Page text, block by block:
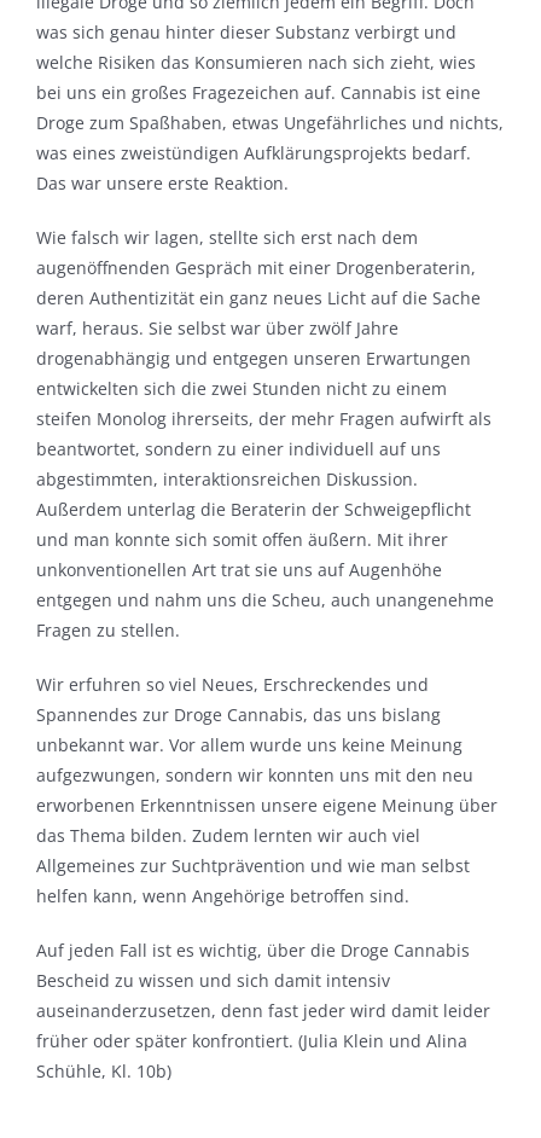
was sich genau hinter dieser Substanz verbirgt und
welche Risiken das Konsumieren nach sich zieht, wies
bei uns ein großes Fragezeichen auf. Cannabis ist eine
Droge zum Spaßhaben, etwas Ungefährliches und nichts,
was eines zweistündigen Aufklärungsprojekts bedarf.
Das war unsere erste Reaktion.
Wie falsch wir lagen, stellte sich erst nach dem
augenöffnenden Gespräch mit einer Drogenberaterin,
deren Authentizität ein ganz neues Licht auf die Sache
warf, heraus. Sie selbst war über zwölf Jahre
drogenabhängig und entgegen unseren Erwartungen
entwickelten sich die zwei Stunden nicht zu einem
steifen Monolog ihrerseits, der mehr Fragen aufwirft als
beantwortet, sondern zu einer individuell auf uns
abgestimmten, interaktionsreichen Diskussion.
Außerdem unterlag die Beraterin der Schweigepflicht
und man konnte sich somit offen äußern. Mit ihrer
unkonventionellen Art trat sie uns auf Augenhöhe
entgegen und nahm uns die Scheu, auch unangenehme
Fragen zu stellen.
Wir erfuhren so viel Neues, Erschreckendes und
Spannendes zur Droge Cannabis, das uns bislang
unbekannt war. Vor allem wurde uns keine Meinung
aufgezwungen, sondern wir konnten uns mit den neu
erworbenen Erkenntnissen unsere eigene Meinung über
das Thema bilden. Zudem lernten wir auch viel
Allgemeines zur Suchtprävention und wie man selbst
helfen kann, wenn Angehörige betroffen sind.
Auf jeden Fall ist es wichtig, über die Droge Cannabis
Bescheid zu wissen und sich damit intensiv
auseinanderzusetzen, denn fast jeder wird damit leider
früher oder später konfrontiert. (Julia Klein und Alina
Schühle, Kl. 10b)